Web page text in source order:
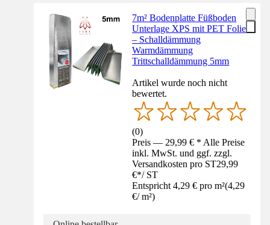
7m² Bodenplatte Füßboden
Unterlage XPS mit PET Folie
– Schalldämmung
Warmdämmung
Trittschalldämmung 5mm
Artikel wurde noch nicht
bewertet.
(0)
Preis — 29,99 € * Alle Preise
inkl. MwSt. und ggf. zzgl.
Versandkosten pro ST29,99
€*/ ST
Entspricht 4,29 € pro m²(4,29
€/ m²)